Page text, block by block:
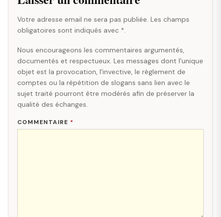
Votre adresse email ne sera pas publiée. Les champs
obligatoires sont indiqués avec *.
Nous encourageons les commentaires argumentés,
documentés et respectueux. Les messages dont l'unique
objet est la provocation, l'invective, le règlement de
comptes ou la répétition de slogans sans lien avec le
sujet traité pourront être modérés afin de préserver la
qualité des échanges.
COMMENTAIRE *